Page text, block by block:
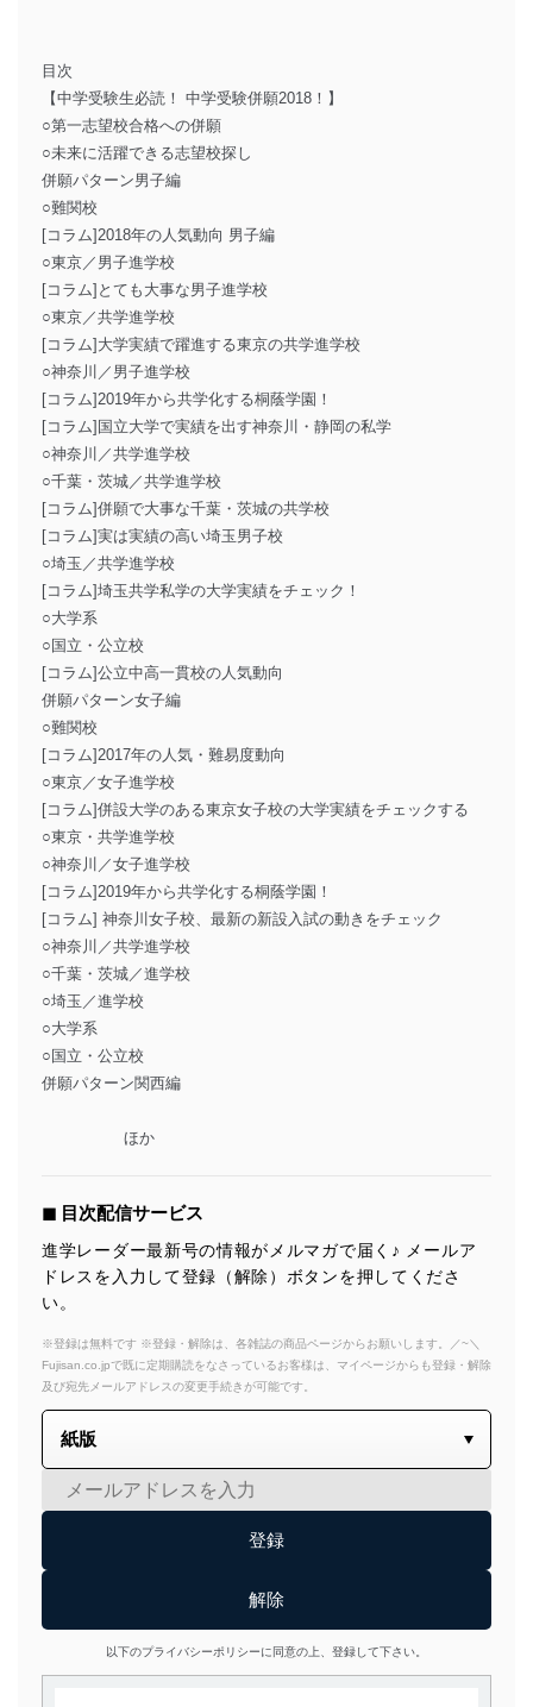
目次
【中学受験生必読！ 中学受験併願2018！】
○第一志望校合格への併願
○未来に活躍できる志望校探し
併願パターン男子編
○難関校
[コラム]2018年の人気動向 男子編
○東京／男子進学校
[コラム]とても大事な男子進学校
○東京／共学進学校
[コラム]大学実績で躍進する東京の共学進学校
○神奈川／男子進学校
[コラム]2019年から共学化する桐蔭学園！
[コラム]国立大学で実績を出す神奈川・静岡の私学
○神奈川／共学進学校
○千葉・茨城／共学進学校
[コラム]併願で大事な千葉・茨城の共学校
[コラム]実は実績の高い埼玉男子校
○埼玉／共学進学校
[コラム]埼玉共学私学の大学実績をチェック！
○大学系
○国立・公立校
[コラム]公立中高一貫校の人気動向
併願パターン女子編
○難関校
[コラム]2017年の人気・難易度動向
○東京／女子進学校
[コラム]併設大学のある東京女子校の大学実績をチェックする
○東京・共学進学校
○神奈川／女子進学校
[コラム]2019年から共学化する桐蔭学園！
[コラム] 神奈川女子校、最新の新設入試の動きをチェック
○神奈川／共学進学校
○千葉・茨城／進学校
○埼玉／進学校
○大学系
○国立・公立校
併願パターン関西編
ほか
◼︎ 目次配信サービス
進学レーダー最新号の情報がメルマガで届く♪ メールア
ドレスを入力して登録（解除）ボタンを押してくださ
い。
※登録は無料です ※登録・解除は、各雑誌の商品ページからお願いします。／~＼
Fujisan.co.jpで既に定期購読をなさっているお客様は、マイページからも登録・解除
及び宛先メールアドレスの変更手続きが可能です。
以下のプライバシーポリシーに同意の上、登録して下さい。